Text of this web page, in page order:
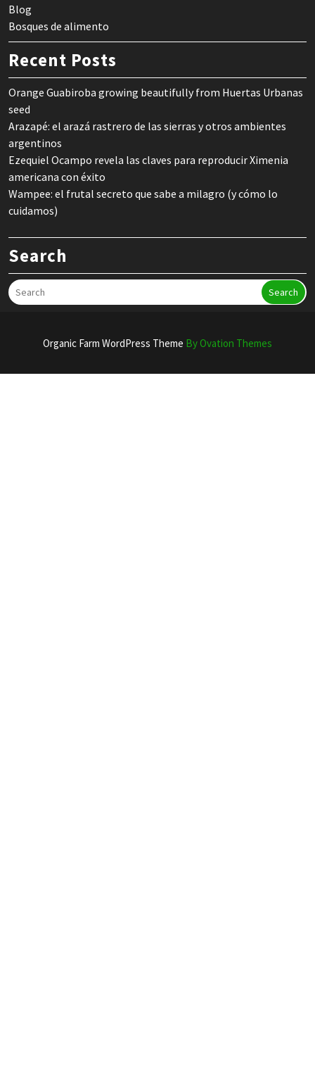
Blog
Bosques de alimento
Recent Posts
Orange Guabiroba growing beautifully from Huertas Urbanas
seed
Arazapé: el arazá rastrero de las sierras y otros ambientes
argentinos
Ezequiel Ocampo revela las claves para reproducir Ximenia
americana con éxito
Wampee: el frutal secreto que sabe a milagro (y cómo lo
cuidamos)
Search
Search
Organic Farm WordPress Theme By Ovation Themes